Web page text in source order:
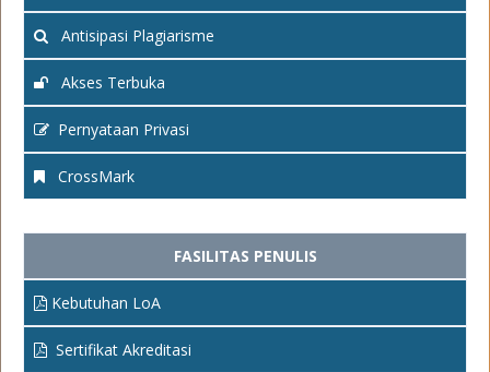
Antisipasi Plagiarisme
Akses Terbuka
Pernyataan Privasi
CrossMark
FASILITAS PENULIS
Kebutuhan LoA
Sertifikat Akreditasi